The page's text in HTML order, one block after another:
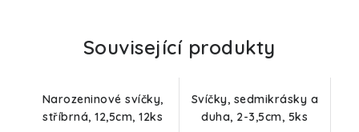
Související produkty
Narozeninové svíčky,
stříbrná, 12,5cm, 12ks
Svíčky, sedmikrásky a
duha, 2-3,5cm, 5ks